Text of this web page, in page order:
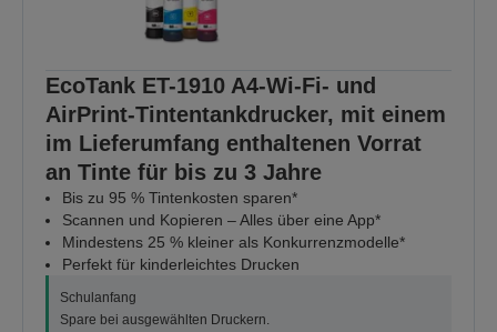
EcoTank ET-1910 A4-Wi-Fi- und
AirPrint-Tintentankdrucker, mit einem
im Lieferumfang enthaltenen Vorrat
an Tinte für bis zu 3 Jahre
Bis zu 95 % Tintenkosten sparen*
Scannen und Kopieren – Alles über eine App*
Mindestens 25 % kleiner als Konkurrenzmodelle*
Perfekt für kinderleichtes Drucken
Schulanfang
Spare bei ausgewählten Druckern.